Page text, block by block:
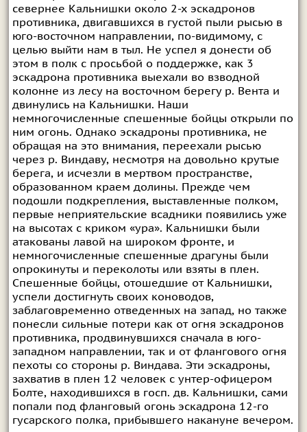
севернее Кальнишки около 2-х эскадронов
противника, двигавшихся в густой пыли рысью в
юго-восточном направлении, по-видимому, с
целью выйти нам в тыл. Не успел я донести об
этом в полк с просьбой о поддержке, как 3
эскадрона противника выехали во взводной
колонне из лесу на восточном берегу р. Вента и
двинулись на Кальнишки. Наши
немногочисленные спешенные бойцы открыли по
ним огонь. Однако эскадроны противника, не
обращая на это внимания, переехали рысью
через р. Виндаву, несмотря на довольно крутые
берега, и исчезли в мертвом пространстве,
образованном краем долины. Прежде чем
подошли подкрепления, выставленные полком,
первые неприятельские всадники появились уже
на высотах с криком «ура». Кальнишки были
атакованы лавой на широком фронте, и
немногочисленные спешенные драгуны были
опрокинуты и переколоты или взяты в плен.
Спешенные бойцы, отошедшие от Кальнишки,
успели достигнуть своих коноводов,
заблаговременно отведенных на запад, но также
понесли сильные потери как от огня эскадронов
противника, продвинувшихся сначала в юго-
западном направлении, так и от флангового огня
пехоты со стороны р. Виндава. Эти эскадроны,
захватив в плен 12 человек с унтер-офицером
Болте, находившихся в госп. дв. Кальнишки, сами
попали под фланговый огонь эскадрона 12-го
гусарского полка, прибывшего накануне вечером.